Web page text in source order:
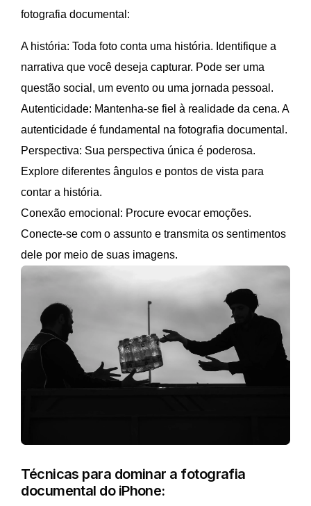
fotografia documental:
A história: Toda foto conta uma história. Identifique a
narrativa que você deseja capturar. Pode ser uma
questão social, um evento ou uma jornada pessoal.
Autenticidade: Mantenha-se fiel à realidade da cena. A
autenticidade é fundamental na fotografia documental.
Perspectiva: Sua perspectiva única é poderosa.
Explore diferentes ângulos e pontos de vista para
contar a história.
Conexão emocional: Procure evocar emoções.
Conecte-se com o assunto e transmita os sentimentos
dele por meio de suas imagens.
Técnicas para dominar a fotografia
documental do iPhone: